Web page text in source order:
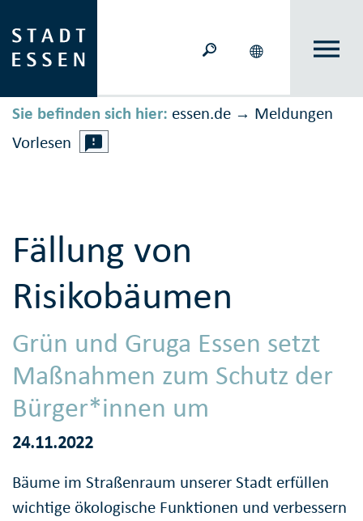
Sie befinden sich hier: essen.de → Meldungen
Vorlesen
Fällung von
Risikobäumen
Grün und Gruga Essen setzt
Maßnahmen zum Schutz der
Bürger*innen um
24.11.2022
Bäume im Straßenraum unserer Stadt erfüllen
wichtige ökologische Funktionen und verbessern